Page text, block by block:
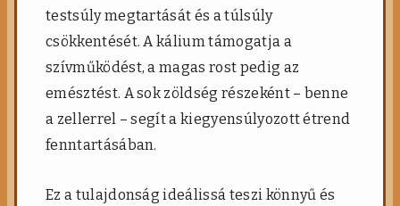
testsúly megtartását és a túlsúly
csökkentését. A kálium támogatja a
szívműködést, a magas rost pedig az
emésztést. A sok zöldség részeként – benne
a zellerrel – segít a kiegyensúlyozott étrend
fenntartásában.
Ez a tulajdonság ideálissá teszi könnyű és